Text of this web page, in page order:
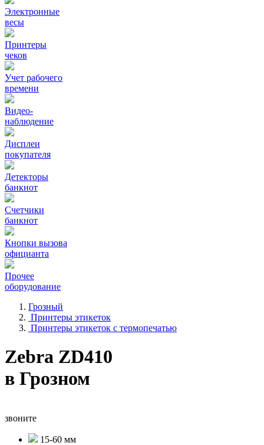
Электронные
весы
Принтеры
чеков
Учет рабочего
времени
Видео‑
наблюдение
Дисплеи
покупателя
Детекторы
банкнот
Счетчики
банкнот
Кнопки вызова
официанта
Прочее
оборудование
Грозный
Принтеры этикеток
Принтеры этикеток с термопечатью
Zebra ZD410
в Грозном
звоните
15-60 мм